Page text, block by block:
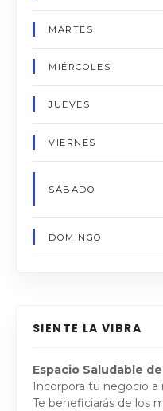
MARTES
MIÉRCOLES
JUEVES
VIERNES
SÁBADO
DOMINGO
SIENTE LA VIBRA
Espacio Saludable
Incorpora tu negocio a
Te beneficiarás de los